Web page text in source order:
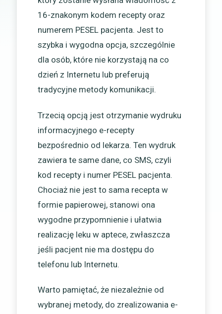
16-znakonym kodem recepty oraz
numerem PESEL pacjenta. Jest to
szybka i wygodna opcja, szczególnie
dla osób, które nie korzystają na co
dzień z Internetu lub preferują
tradycyjne metody komunikacji.
Trzecią opcją jest otrzymanie wydruku
informacyjnego e-recepty
bezpośrednio od lekarza. Ten wydruk
zawiera te same dane, co SMS, czyli
kod recepty i numer PESEL pacjenta.
Chociaż nie jest to sama recepta w
formie papierowej, stanowi ona
wygodne przypomnienie i ułatwia
realizację leku w aptece, zwłaszcza
jeśli pacjent nie ma dostępu do
telefonu lub Internetu.
Warto pamiętać, że niezależnie od
wybranej metody, do zrealizowania e-